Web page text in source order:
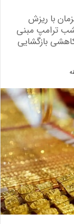
با ریزش
ترامپ مبنی
بازگشایی